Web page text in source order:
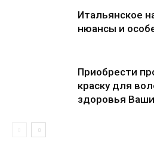
Итальянское
нюансы и
Приобрести
краску для
здоровья